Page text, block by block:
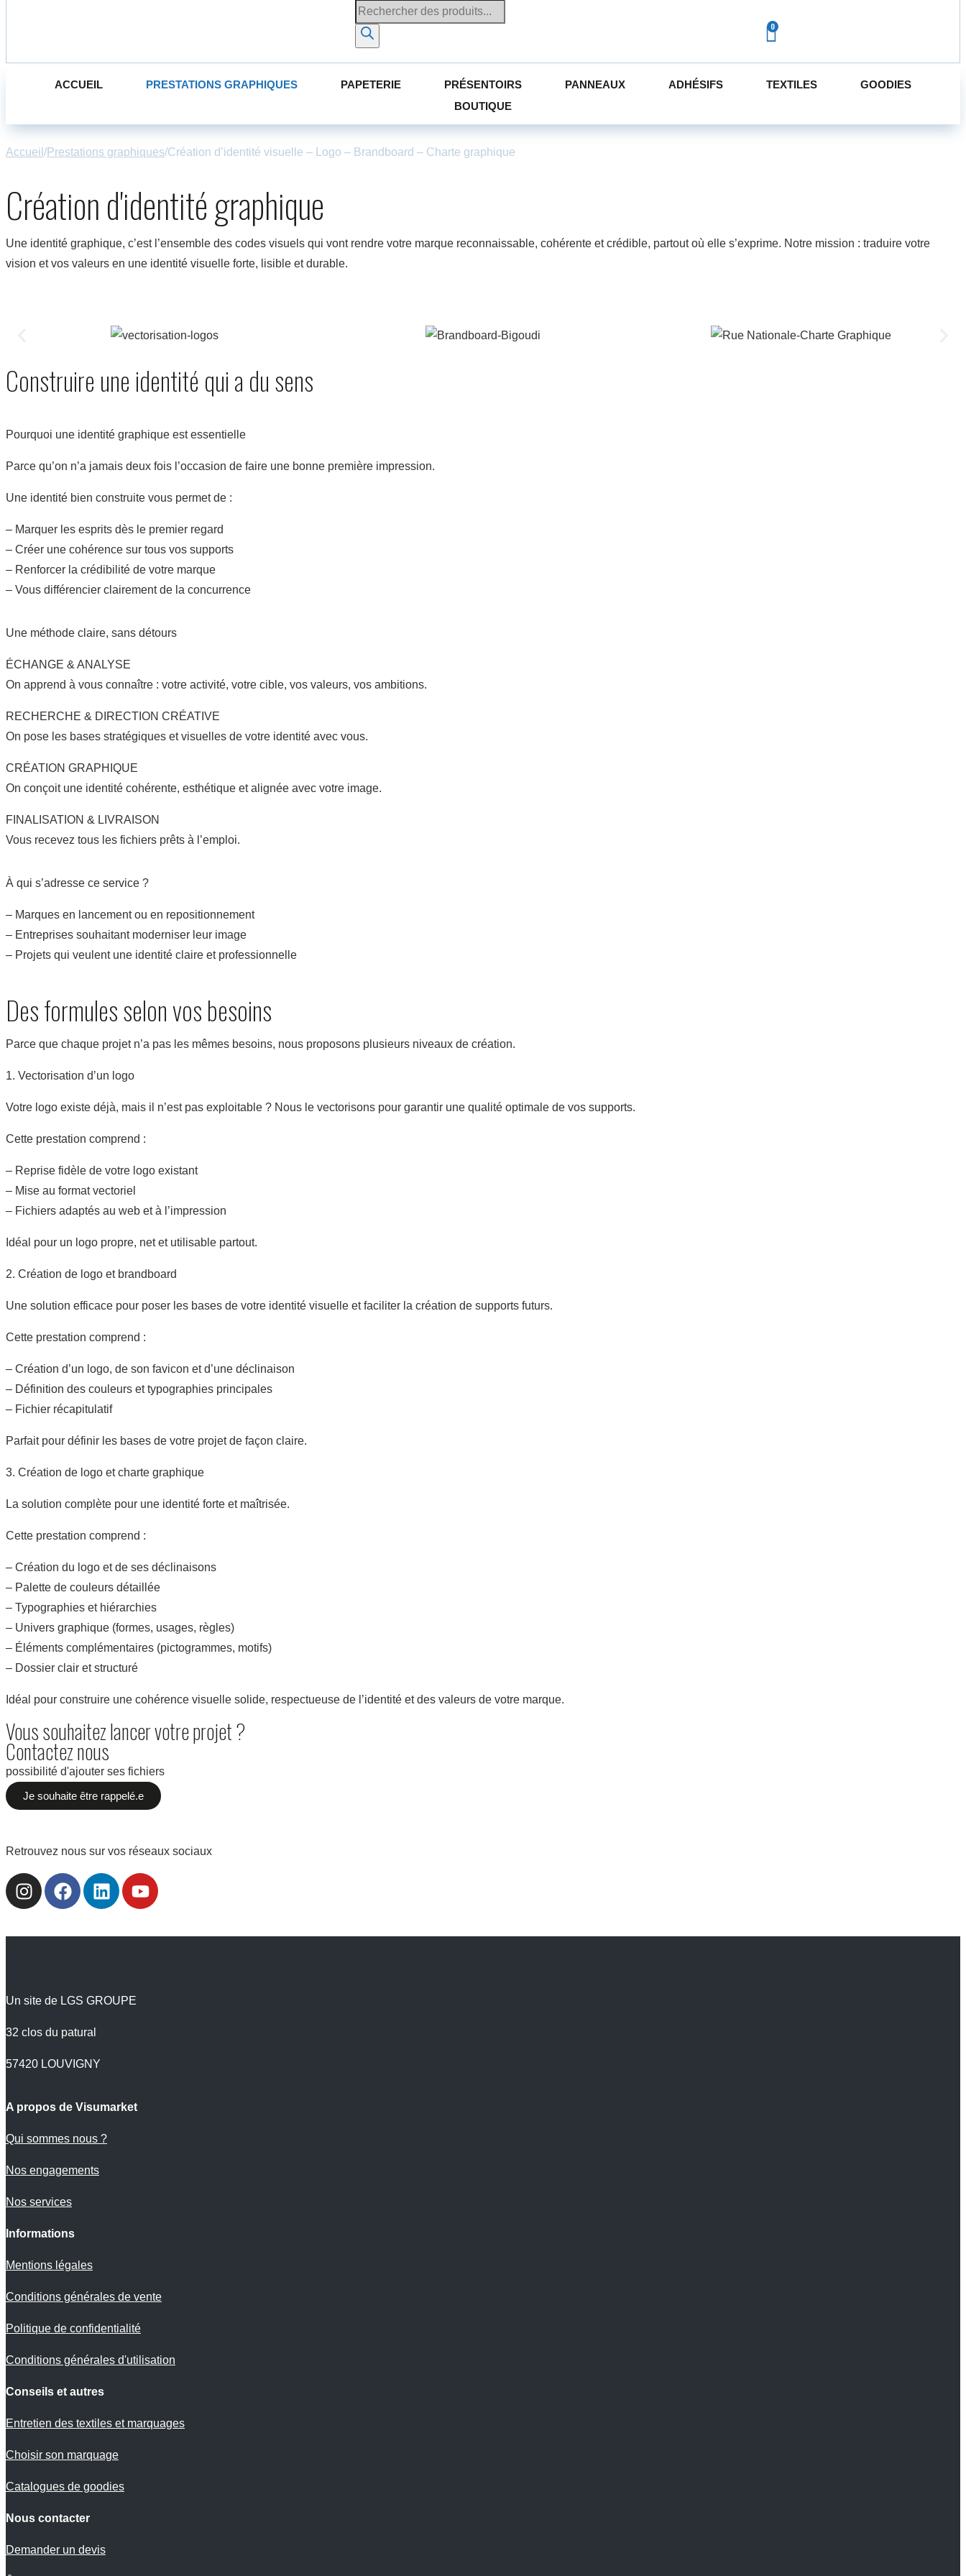
ACCUEIL PRESTATIONS GRAPHIQUES PAPETERIE PRÉSENTOIRS PANNEAUX ADHÉSIFS TEXTILES
GOODIES
BOUTIQUE
Accueil /Prestations graphiques/Création d’identité visuelle – Logo – Brandboard – Charte graphique
Création d'identité graphique
Une identité graphique, c’est l’ensemble des codes visuels qui vont rendre votre marque reconnaissable, cohérente et crédible, partout où elle s’exprime. Notre mission : traduire votre
vision et vos valeurs en une identité visuelle forte, lisible et durable.
Construire une identité qui a du sens
Pourquoi une identité graphique est essentielle
Parce qu’on n’a jamais deux fois l’occasion de faire une bonne première impression.
Une identité bien construite vous permet de :
– Marquer les esprits dès le premier regard
– Créer une cohérence sur tous vos supports
– Renforcer la crédibilité de votre marque
– Vous différencier clairement de la concurrence
Une méthode claire, sans détours
ÉCHANGE & ANALYSE
On apprend à vous connaître : votre activité, votre cible, vos valeurs, vos ambitions.
RECHERCHE & DIRECTION CRÉATIVE
On pose les bases stratégiques et visuelles de votre identité avec vous.
CRÉATION GRAPHIQUE
On conçoit une identité cohérente, esthétique et alignée avec votre image.
FINALISATION & LIVRAISON
Vous recevez tous les fichiers prêts à l’emploi.
À qui s’adresse ce service ?
– Marques en lancement ou en repositionnement
– Entreprises souhaitant moderniser leur image
– Projets qui veulent une identité claire et professionnelle
Des formules selon vos besoins
Parce que chaque projet n’a pas les mêmes besoins, nous proposons plusieurs niveaux de création.
1. Vectorisation d’un logo
Votre logo existe déjà, mais il n’est pas exploitable ? Nous le vectorisons pour garantir une qualité optimale de vos supports.
Cette prestation comprend :
– Reprise fidèle de votre logo existant
– Mise au format vectoriel
– Fichiers adaptés au web et à l’impression
Idéal pour un logo propre, net et utilisable partout.
2. Création de logo et brandboard
Une solution efficace pour poser les bases de votre identité visuelle et faciliter la création de supports futurs.
Cette prestation comprend :
– Création d’un logo, de son favicon et d’une déclinaison
– Définition des couleurs et typographies principales
– Fichier récapitulatif
Parfait pour définir les bases de votre projet de façon claire.
3. Création de logo et charte graphique
La solution complète pour une identité forte et maîtrisée.
Cette prestation comprend :
– Création du logo et de ses déclinaisons
– Palette de couleurs détaillée
– Typographies et hiérarchies
– Univers graphique (formes, usages, règles)
– Éléments complémentaires (pictogrammes, motifs)
– Dossier clair et structuré
Idéal pour construire une cohérence visuelle solide, respectueuse de l’identité et des valeurs de votre marque.
Vous souhaitez lancer votre projet ?
Contactez nous
possibilité d'ajouter ses fichiers
Je souhaite être rappelé.e
Retrouvez nous sur vos réseaux sociaux
Un site de LGS GROUPE
32 clos du patural
57420 LOUVIGNY
A propos de Visumarket
Qui sommes nous ?
Nos engagements
Nos services
Informations
Mentions légales
Conditions générales de vente
Politique de confidentialité
Conditions générales d'utilisation
Conseils et autres
Entretien des textiles et marquages
Choisir son marquage
Catalogues de goodies
Nous contacter
Demander un devis